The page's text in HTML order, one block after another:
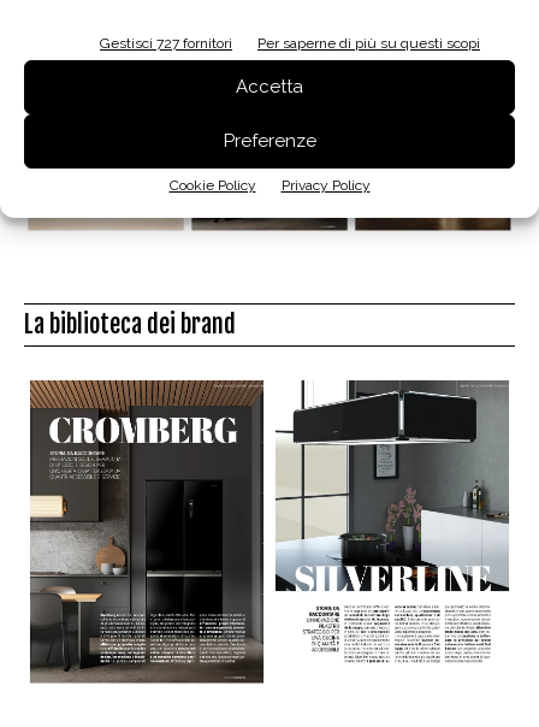
Gestisci 727 fornitori Per saperne di più su questi scopi
Accetta
Preferenze
Cookie Policy Privacy Policy
La biblioteca dei brand